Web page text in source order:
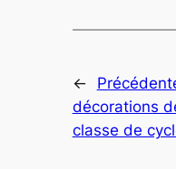
←
décorations
classe de